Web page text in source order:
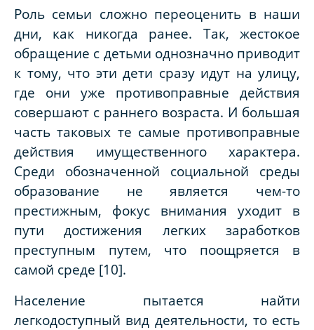
Роль семьи сложно переоценить в наши
дни, как никогда ранее. Так, жестокое
обращение с детьми однозначно приводит
к тому, что эти дети сразу идут на улицу,
где они уже противоправные действия
совершают с раннего возраста. И большая
часть таковых те самые противоправные
действия имущественного характера.
Среди обозначенной социальной среды
образование не является чем-то
престижным, фокус внимания уходит в
пути достижения легких заработков
преступным путем, что поощряется в
самой среде [10].
Население пытается найти
легкодоступный вид деятельности, то есть